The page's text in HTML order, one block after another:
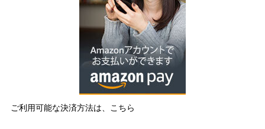
ご利用可能な決済方法は、こちら